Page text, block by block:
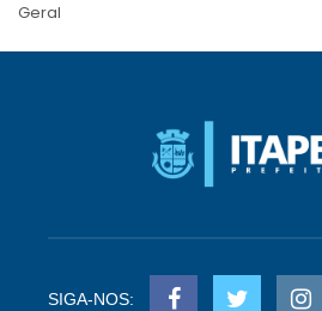
Geral
SIGA-NOS: